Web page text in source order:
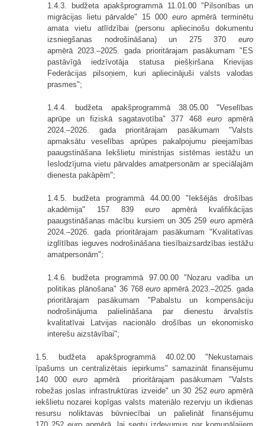
1.4.3. budžeta apakšprogrammā 11.01.00 "Pilsonības un
migrācijas lietu pārvalde" 15 000 euroapmērā terminētu
amata vietu atlīdzībai (personu apliecinošu dokumentu
izsniegšanas nodrošināšana) un 275 370 euro
apmērā 2023.–2025. gada prioritārajam pasākumam "ES
pastāvīgā iedzīvotāja statusa piešķiršana Krievijas
Federācijas pilsoņiem, kuri apliecinājuši valsts valodas
prasmes";
1.4.4. budžeta apakšprogrammā 38.05.00 "Veselības
aprūpe un fiziskā sagatavotība" 377 468euro apmērā
2024.–2026. gada prioritārajam pasākumam "Valsts
apmaksātu veselības aprūpes pakalpojumu pieejamības
paaugstināšana Iekšlietu ministrijas sistēmas iestāžu un
Ieslodzījuma vietu pārvaldes amatpersonām ar speciālajām
dienesta pakāpēm";
1.4.5. budžeta programmā 44.00.00 "Iekšējās drošības
akadēmija" 157 839euro apmērā kvalifikācijas
paaugstināšanas mācību kursiem un 305 259 euroapmērā
2024.–2026. gada prioritārajam pasākumam "Kvalitatīvas
izglītības ieguves nodrošināšana tiesībaizsardzības iestāžu
amatpersonām";
1.4.6. budžeta programmā 97.00.00 "Nozaru vadība un
politikas plānošana" 36 768euro apmērā 2023.–2025. gada
prioritārajam pasākumam "Pabalstu un kompensāciju
nodrošinājuma palielināšana par dienestu ārvalstīs
kvalitatīvai Latvijas nacionālo drošības un ekonomisko
interešu aizstāvībai";
1.5. budžeta apakšprogrammā 40.02.00 "Nekustamais
īpašums un centralizētais iepirkums" samazināt finansējumu
140 000euro apmērā prioritārajam pasākumam "Valsts
robežas joslas infrastruktūras izveide" un 30 252 euroapmērā
iekšlietu nozarei kopīgas valsts materiālo rezervju un ikdienas
resursu noliktavas būvniecībai un palielināt finansējumu